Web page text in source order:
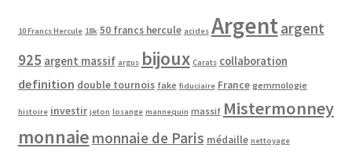
10 Francs Hercule 18k 50 francs hercule acides Argentargent
925 argent massif argus bijoux Carats collaboration
definition double tournois fake fiduciaire France gemmologie
histoire investir jeton losange mannequin massif Mistermonney
monnaie monnaie de Paris médaille nettoyage